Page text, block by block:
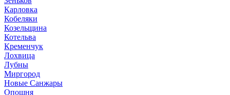
Карловка
Кобеляки
Козельщина
Котельва
Кременчук
Лохвица
Лубны
Миргород
Новые Санжары
Опошня